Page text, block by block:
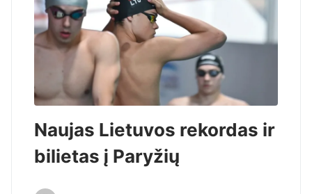
Naujas Lietuvos rekordas ir
bilietas į Paryžių